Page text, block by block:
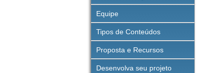
Equipe
Tipos de Conteúdos
Proposta e Recursos
Desenvolva seu projeto